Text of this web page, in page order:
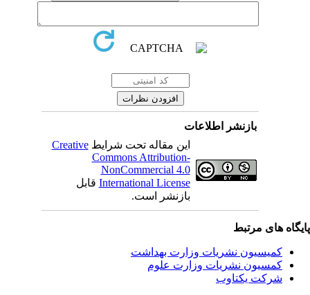
بازنشر اطلاعات
این مقاله تحت شرایطCreative
Commons Attribution-
NonCommercial 4.0
International Licenseقابل
بازنشر است.
های مرتبط
کمیسیون نشریات وزارت بهداشت
کمسیون نشریات وزارت علوم
شرکت یکتاوب